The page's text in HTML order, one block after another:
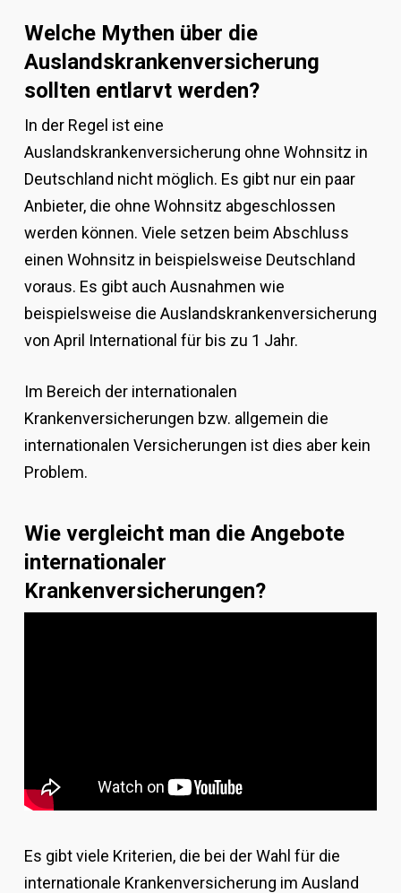
Welche Mythen über die
Auslandskrankenversicherung
sollten entlarvt werden?
In der Regel ist eine
Auslandskrankenversicherung ohne Wohnsitz in
Deutschland nicht möglich. Es gibt nur ein paar
Anbieter, die ohne Wohnsitz abgeschlossen
werden können. Viele setzen beim Abschluss
einen Wohnsitz in beispielsweise Deutschland
voraus. Es gibt auch Ausnahmen wie
beispielsweise die Auslandskrankenversicherung
von April International für bis zu 1 Jahr.
Im Bereich der internationalen
Krankenversicherungen bzw. allgemein die
internationalen Versicherungen ist dies aber kein
Problem.
Wie vergleicht man die Angebote
internationaler
Krankenversicherungen?
Es gibt viele Kriterien, die bei der Wahl für die
internationale Krankenversicherung im Ausland